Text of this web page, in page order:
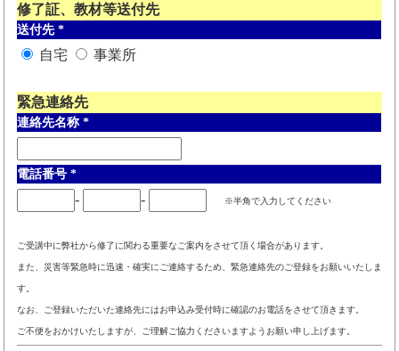
修了証、教材等送付先
送付先 *
自宅 事業所
緊急連絡先
連絡先名称 *
電話番号 *
- - ※半角で入力してください
ご受講中に弊社から修了に関わる重要なご案内をさせて頂く場合があります。
また、災害等緊急時に迅速・確実にご連絡するため、緊急連絡先のご登録をお願いいたしま
す。
なお、ご登録いただいた連絡先にはお申込み受付時に確認のお電話をさせて頂きます。
ご不便をおかけいたしますが、ご理解ご協力くださいますようお願い申し上げます。